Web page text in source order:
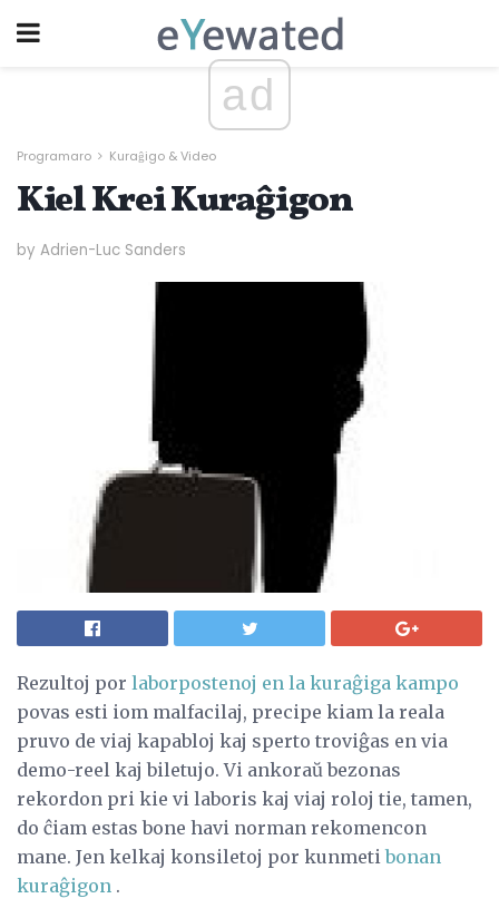
ad
Programaro Kuraĝigo & Video
Kiel Krei Kuraĝigon
by Adrien-Luc Sanders
Rezultoj por laborpostenoj en la kuraĝiga kampo
povas esti iom malfacilaj, precipe kiam la reala
pruvo de viaj kapabloj kaj sperto troviĝas en via
demo-reel kaj biletujo. Vi ankoraŭ bezonas
rekordon pri kie vi laboris kaj viaj roloj tie, tamen,
do ĉiam estas bone havi norman rekomencon
mane. Jen kelkaj konsiletoj por kunmetibonan
kuraĝigon .